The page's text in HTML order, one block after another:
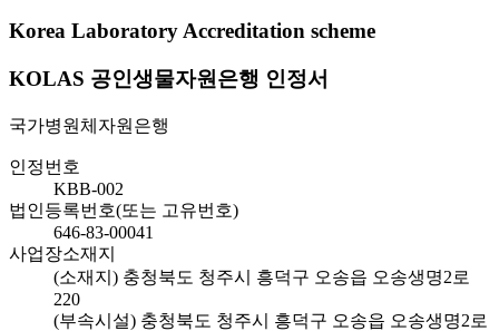
Korea Laboratory Accreditation scheme
KOLAS 공인생물자원은행 인정서
국가병원체자원은행
인정번호
KBB-002
법인등록번호(또는 고유번호)
646-83-00041
사업장소재지
(소재지) 충청북도 청주시 흥덕구 오송읍 오송생명2로
220
(부속시설) 충청북도 청주시 흥덕구 오송읍 오송생명2로